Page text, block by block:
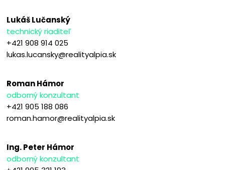
Lukáš Lučanský
technický riaditeľ
+421 908 914 025
lukas.lucansky@realityalpia.sk
Roman Hámor
odborný konzultant
+421 905 188 086
roman.hamor@realityalpia.sk
Ing. Peter Hámor
odborný konzultant